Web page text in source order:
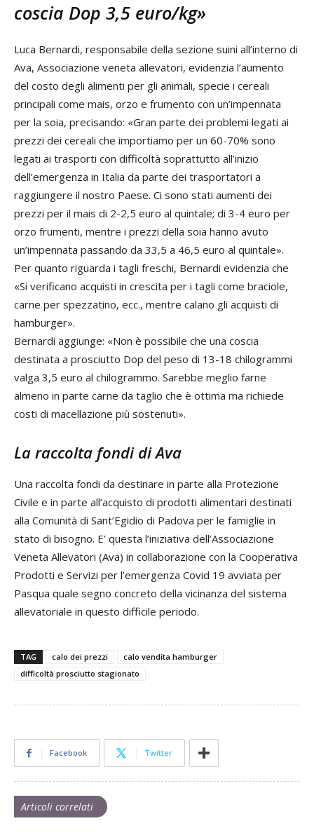
coscia Dop 3,5 euro/kg»
Luca Bernardi, responsabile della sezione suini all’interno di
Ava, Associazione veneta allevatori, evidenzia l’aumento
del costo degli alimenti per gli animali, specie i cereali
principali come mais, orzo e frumento con un’impennata
per la soia, precisando: «Gran parte dei problemi legati ai
prezzi dei cereali che importiamo per un 60-70% sono
legati ai trasporti con difficoltà soprattutto all’inizio
dell’emergenza in Italia da parte dei trasportatori a
raggiungere il nostro Paese. Ci sono stati aumenti dei
prezzi per il mais di 2-2,5 euro al quintale; di 3-4 euro per
orzo frumenti, mentre i prezzi della soia hanno avuto
un’impennata passando da 33,5 a 46,5 euro al quintale».
Per quanto riguarda i tagli freschi, Bernardi evidenzia che
«Si verificano acquisti in crescita per i tagli come braciole,
carne per spezzatino, ecc., mentre calano gli acquisti di
hamburger».
Bernardi aggiunge: «Non è possibile che una coscia
destinata a prosciutto Dop del peso di 13-18 chilogrammi
valga 3,5 euro al chilogrammo. Sarebbe meglio farne
almeno in parte carne da taglio che è ottima ma richiede
costi di macellazione più sostenuti».
La raccolta fondi di Ava
Una raccolta fondi da destinare in parte alla Protezione
Civile e in parte all’acquisto di prodotti alimentari destinati
alla Comunità di Sant’Egidio di Padova per le famiglie in
stato di bisogno. E’ questa l’iniziativa dell’Associazione
Veneta Allevatori (Ava) in collaborazione con la Cooperativa
Prodotti e Servizi per l’emergenza Covid 19 avviata per
Pasqua quale segno concreto della vicinanza del sistema
allevatoriale in questo difficile periodo.
TAG calo dei prezzi
calo vendita hamburger
difficoltà prosciutto stagionato
Facebook Twitter
Articoli correlati